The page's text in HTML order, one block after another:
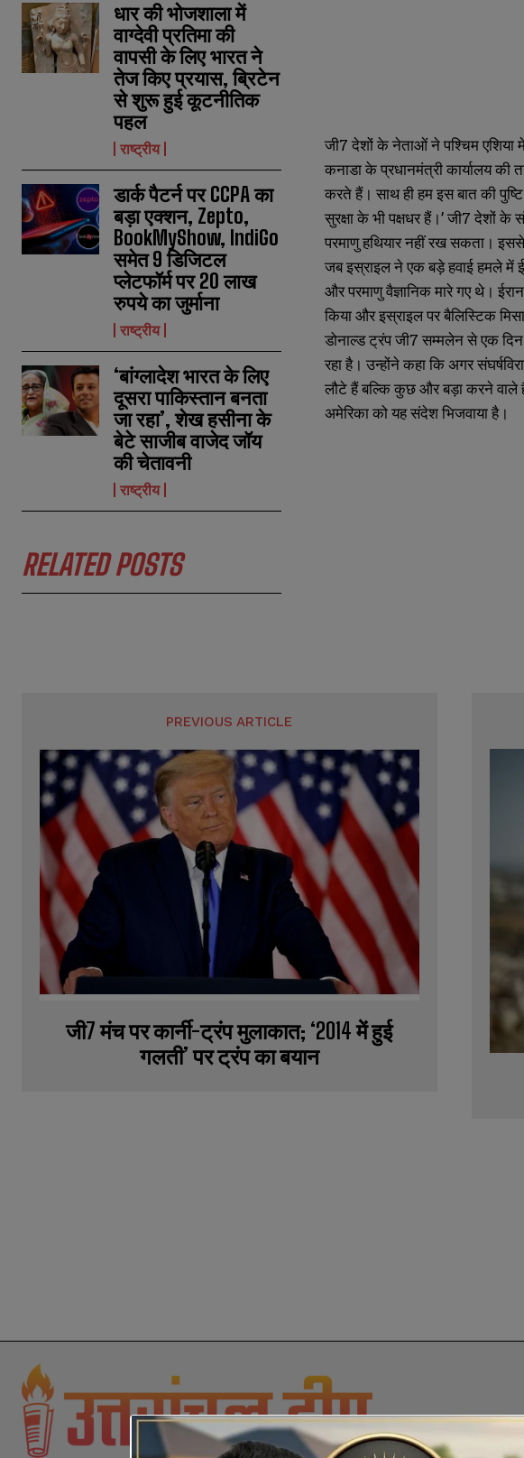
N
a
m
e
*
E
m
a
iN
N
a
m
e
*
E
m
a
iN
धार की भोजशाला में
वाग्देवी प्रतिमा की
वापसी के लिए भारत ने
तेज किए प्रयास, ब्रिटेन
से शुरू हुई कूटनीतिक
पहल
राष्ट्रीय
डार्क पैटर्न पर CCPA का
बड़ा एक्शन, Zepto,
BookMyShow, IndiGo
समेत 9 डिजिटल
प्लेटफॉर्म पर 20 लाख
रुपये का जुर्माना
राष्ट्रीय
‘बांग्लादेश भारत के लिए
दूसरा पाकिस्तान बनता
जा रहा’, शेख हसीना के
बेटे साजीब वाजेद जॉय
की चेतावनी
राष्ट्रीय
RELATED POSTS
जी7 देशों के नेताओं ने पश्चिम एशिया
कनाडा के प्रधानमंत्री कार्यालय की
करते हैं। साथ ही हम इस बात की
सुरक्षा के भी पक्षधर हैं।’ जी7 देशों
परमाणु हथियार नहीं रख सकता।
जब इस्राइल ने एक बड़े हवाई हमले में
और परमाणु वैज्ञानिक मारे गए थे।
किया और इस्राइल पर बैलिस्टिक
डोनाल्ड ट्रंप जी7 सम्मलेन से एक
रहा है। उन्होंने कहा कि अगर
लौटे हैं बल्कि कुछ और बड़ा करने वाले
अमेरिका को यह संदेश भिजवाया है।
PREVIOUS ARTICLE
जी7 मंच पर कार्नी-ट्रंप मुलाकात; ‘2014 में हुई
गलती’ पर ट्रंप का बयान